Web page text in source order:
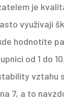
je
využívají
hodnotíte
od 1 do
vztahu
7, a to